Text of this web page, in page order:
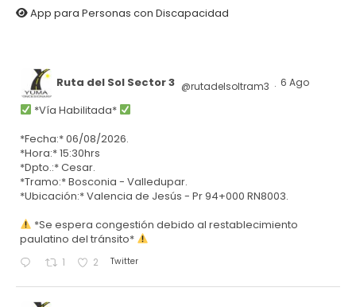
App para Personas con Discapacidad
Ruta del Sol Sector 3 @rutadelsoltram3 · 6 Ago
*Vía Habilitada*
*Fecha:* 06/08/2026.
*Hora:* 15:30hrs
*Dpto.:* Cesar.
*Tramo:* Bosconia - Valledupar.
*Ubicación:* Valencia de Jesús - Pr 94+000 RN8003.
*Se espera congestión debido al restablecimiento
paulatino del tránsito*
1 2 Twitter